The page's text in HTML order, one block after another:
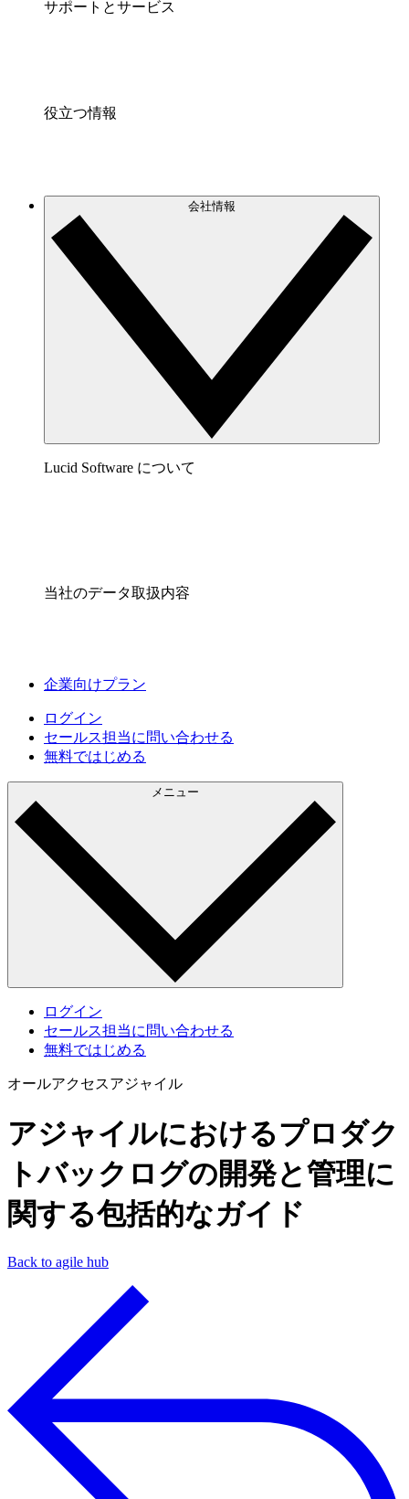
サポートとサービス
役立つ情報
会社情報
Lucid Software について
当社のデータ取扱内容
企業向けプラン
ログイン
セールス担当に問い合わせる
無料ではじめる
メニュー
ログイン
セールス担当に問い合わせる
無料ではじめる
オールアクセスアジャイル
アジャイルにおけるプロダク
トバックログの開発と管理に
関する包括的なガイド
Back to agile hub